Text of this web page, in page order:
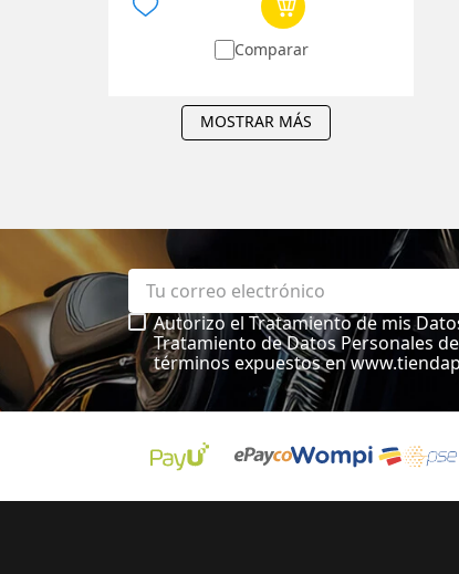
Comparar
MOSTRAR MÁS
Autorizo el Tratamiento de mis
Tratamiento de Datos Personales
términos expuestos en